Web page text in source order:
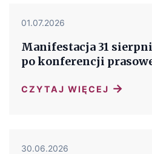
01.07.2026
Manifestacja 31
po konferencji
CZYTAJ WIĘCEJ →
30.06.2026